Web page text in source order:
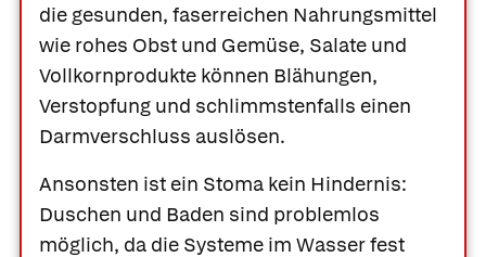
die gesunden, faserreichen Nahrungsmittel
wie rohes Obst und Gemüse, Salate und
Vollkornprodukte können Blähungen,
Verstopfung und schlimmstenfalls einen
Darmverschluss auslösen.
Ansonsten ist ein Stoma kein Hindernis:
Duschen und Baden sind problemlos
möglich, da die Systeme im Wasser fest